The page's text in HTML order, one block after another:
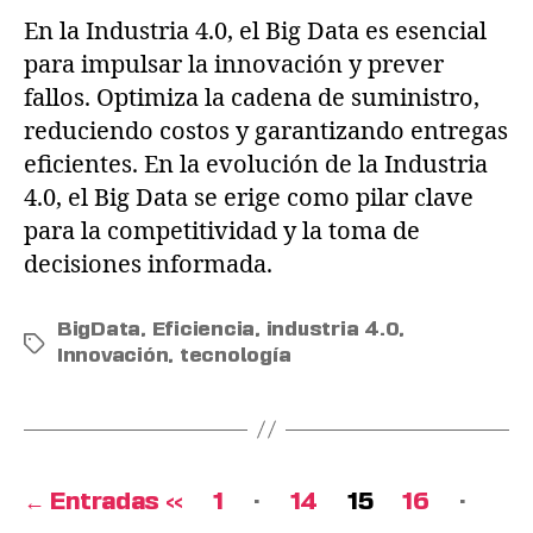
En la Industria 4.0, el Big Data es esencial
para impulsar la innovación y prever
fallos. Optimiza la cadena de suministro,
reduciendo costos y garantizando entregas
eficientes. En la evolución de la Industria
4.0, el Big Data se erige como pilar clave
para la competitividad y la toma de
decisiones informada.
BigData, Eficiencia, industria 4.0,
Innovación, tecnología
← Entradas 1 … 14 15 16 …